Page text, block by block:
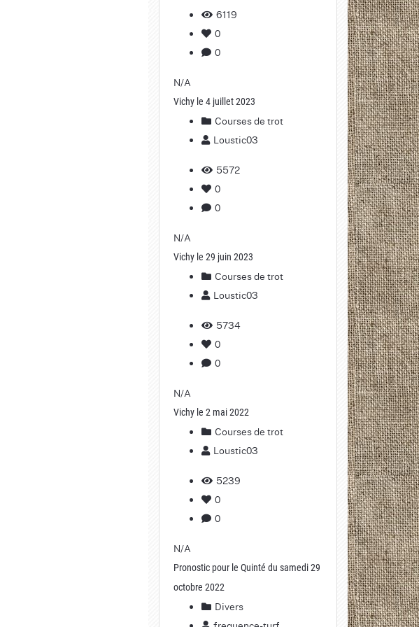
6119
0
0
N/A
Vichy le 4 juillet 2023
Courses de trot
Loustic03
5572
0
0
N/A
Vichy le 29 juin 2023
Courses de trot
Loustic03
5734
0
0
N/A
Vichy le 2 mai 2022
Courses de trot
Loustic03
5239
0
0
N/A
Pronostic pour le Quinté du samedi 29
octobre 2022
Divers